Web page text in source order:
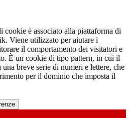
cookie è associato alla piattaforma di
Viene utilizzato per aiutare i
il comportamento dei visitatori e
È un cookie di tipo pattern, in cui il
breve serie di numeri e lettere, che
per il dominio che imposta il